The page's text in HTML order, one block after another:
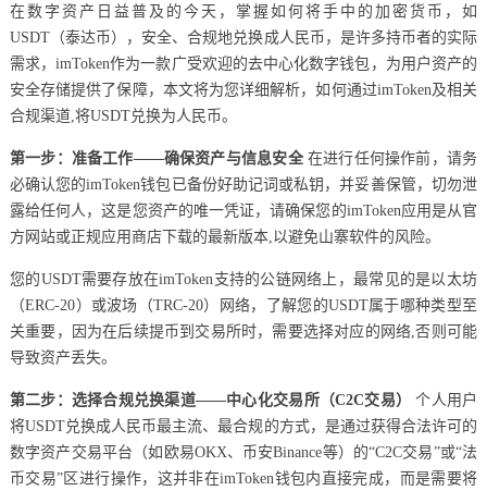
在数字资产日益普及的今天，掌握如何将手中的加密货币，如
USDT（泰达币），安全、合规地兑换成人民币，是许多持币者的实际
需求，imToken作为一款广受欢迎的去中心化数字钱包，为用户资产的
安全存储提供了保障，本文将为您详细解析，如何通过imToken及相关
合规渠道,将USDT兑换为人民币。
第一步：准备工作——确保资产与信息安全在进行任何操作前，请务
必确认您的imToken钱包已备份好助记词或私钥，并妥善保管，切勿泄
露给任何人，这是您资产的唯一凭证，请确保您的imToken应用是从官
方网站或正规应用商店下载的最新版本,以避免山寨软件的风险。
您的USDT需要存放在imToken支持的公链网络上，最常见的是以太坊
（ERC-20）或波场（TRC-20）网络，了解您的USDT属于哪种类型至
关重要，因为在后续提币到交易所时，需要选择对应的网络,否则可能
导致资产丢失。
第二步：选择合规兑换渠道——中心化交易所（C2C交易）
个人用户
将USDT兑换成人民币最主流、最合规的方式，是通过获得合法许可的
数字资产交易平台（如欧易OKX、币安Binance等）的“C2C交易”或“法
币交易”区进行操作，这并非在imToken钱包内直接完成，而是需要将